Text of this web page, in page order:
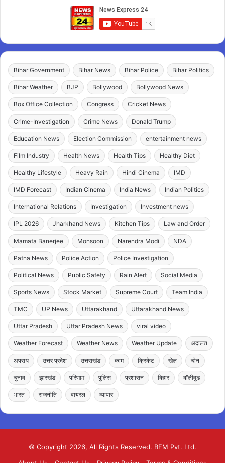
Bihar Government Bihar News Bihar Police Bihar Politics
Bihar Weather BJP Bollywood Bollywood News
Box Office Collection Congress Cricket News
Crime-Investigation Crime News Donald Trump
Education News Election Commission entertainment news
Film Industry Health News Health Tips Healthy Diet
Healthy Lifestyle Heavy Rain Hindi Cinema IMD
IMD Forecast Indian Cinema India News Indian Politics
International Relations Investigation Investment news
IPL 2026 Jharkhand News Kitchen Tips Law and Order
Mamata Banerjee Monsoon Narendra Modi NDA
Patna News Police Action Police Investigation
Political News Public Safety Rain Alert Social Media
Sports News Stock Market Supreme Court Team India
TMC UP News Uttarakhand Uttarakhand News
Uttar Pradesh Uttar Pradesh News viral video
Weather Forecast Weather News Weather Update अदालत
अपराध उत्तर प्रदेश उत्तराखंड काम क्रिकेट खेल चीन
चुनाव झारखंड परिणाम पुलिस प्रशासन बिहार बॉलीवुड
भारत राजनीति वायरल व्यापार
© Copyright 2026, All Rights Reserved. BFM Pvt. Ltd.